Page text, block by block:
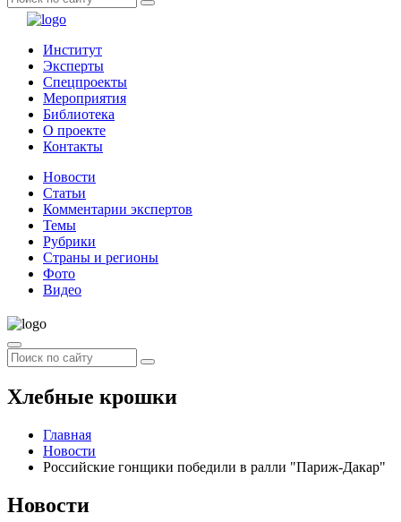
Институт
Эксперты
Спецпроекты
Мероприятия
Библиотека
О проекте
Контакты
Новости
Статьи
Комментарии экспертов
Темы
Рубрики
Страны и регионы
Фото
Видео
Хлебные крошки
Главная
Новости
Российские гонщики победили в ралли "Париж-Дакар"
Новости